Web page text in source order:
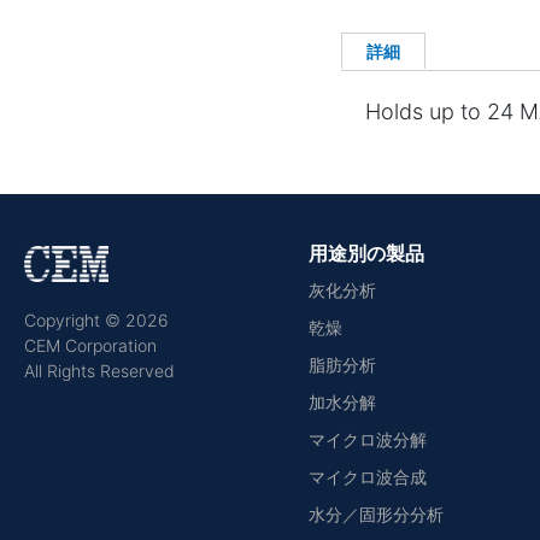
詳細
Holds up to 24
Copyright © 2026
CEM Corporation
All Rights Reserved
用途別の製品
灰化分析
乾燥
脂肪分析
加水分解
マイクロ波分解
マイクロ波合成
水分／固形分分析